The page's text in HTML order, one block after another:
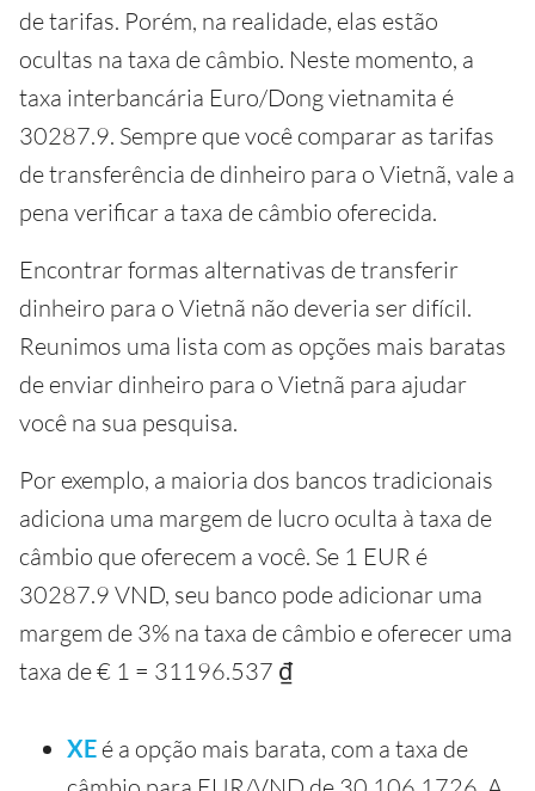
de tarifas. Porém, na realidade, elas estão
ocultas na taxa de câmbio. Neste momento, a
taxa interbancária Euro/Dong vietnamita é
30287.9. Sempre que você comparar as tarifas
de transferência de dinheiro para o Vietnã, vale a
pena verificar a taxa de câmbio oferecida.
Encontrar formas alternativas de transferir
dinheiro para o Vietnã não deveria ser difícil.
Reunimos uma lista com as opções mais baratas
de enviar dinheiro para o Vietnã para ajudar
você na sua pesquisa.
Por exemplo, a maioria dos bancos tradicionais
adiciona uma margem de lucro oculta à taxa de
câmbio que oferecem a você. Se 1 EUR é
30287.9 VND, seu banco pode adicionar uma
margem de 3% na taxa de câmbio e oferecer uma
taxa de € 1 = 31196.537 ₫
XE é a opção mais barata, com a taxa de